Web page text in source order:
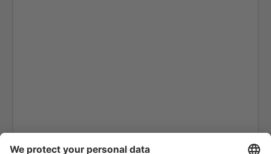
Semera Airport (SZE)